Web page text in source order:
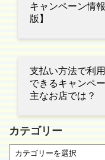
キャンペーン情
版】
支払い方法で利用
できるキャンペ
主なお店では？
カテゴリー